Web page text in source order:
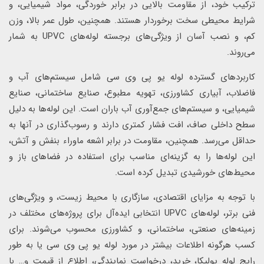
به حداقل تعمیر و نگهداری دارند. UPVC همچنین یک ماده
سازگار با محیط زیست است که می تواند بازیافت شود. این
امر UPVC را به گزینه ای عالی برای پروژه های پایدار تبدیل
می کند.
ترکیب خود، از مقاومت بالایی در برابر خوردگی، مواد شیمیایی، و
شرایط محیطی سخت برخوردار هستند. همچنین، طول عمر بالا، وزن
کم، و نصب آسان از ویژگی‌های برجسته لوله‌های UPVC به شمار
می‌روند.
کاربردهای گسترده لوله‌ یو پی وی سی شامل سیستم‌های آب و
فاضلاب، آبیاری کشاورزی، تهویه مطبوع، صنایع ساختمانی، صنایع
شیمیایی، و سیستم‌های جمع‌آوری آب باران است. این لوله‌ها به دلیل
سطح داخلی صاف، افت فشار کمتری دارند و رسوب‌گذاری در آنها به
حداقل می‌رسد. همچنین، مقاومت در برابر اشعه ماوراء بنفش و آتش،
این لوله‌ها را به گزینه‌ای مناسب برای استفاده در فضاهای باز و
محیط‌های خورشیدی تبدیل کرده است.
با توجه به مزایای اقتصادی، سازگاری با محیط زیست، و ویژگی‌های
فنی برتر، لوله‌های UPVC انتخابی ایده‌آل برای پروژه‌های مختلف در
زمینه‌های صنعتی، ساختمانی، و کشاورزی محسوب می‌شوند. برای
کسب هرگونه اطلاعات بیشتر در مورد لوله یو پی وی سی یا به طور
رایج لوله پولیکا، خرید، درخواست نمایندگی، اطلاع از قیمت و… با